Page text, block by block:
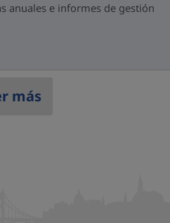
anuales e informes de gestión
más